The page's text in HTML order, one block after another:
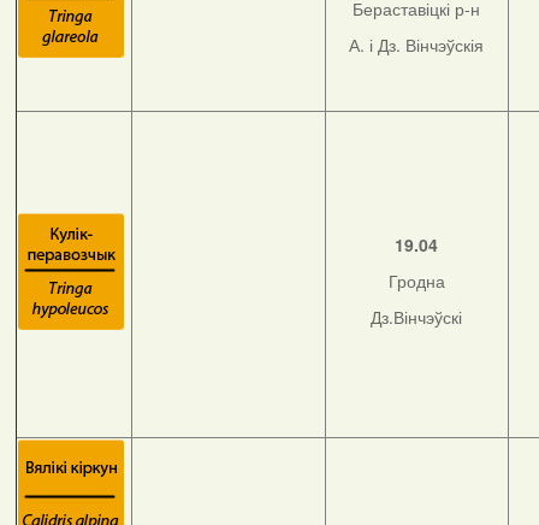
Бераставіцкі р-н
А. і Дз. Вінчэўскія
19.04
Гродна
Дз.Вінчэўскі